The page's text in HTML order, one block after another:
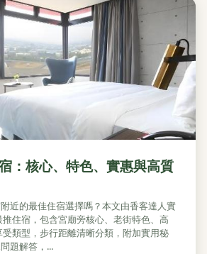
：核心、特色、實惠與高質
近的最佳住宿選擇嗎？本文由香客達人實
住宿，包含宮廟旁核心、老街特色、高
類型，步行距離清晰分類，附加實用秘
題解答，...